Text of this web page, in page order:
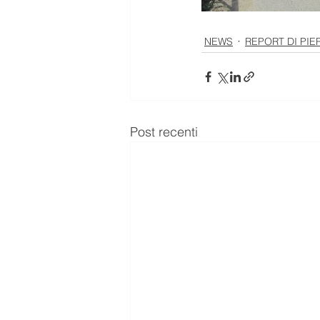
NEWS REPORT DI
Post recenti